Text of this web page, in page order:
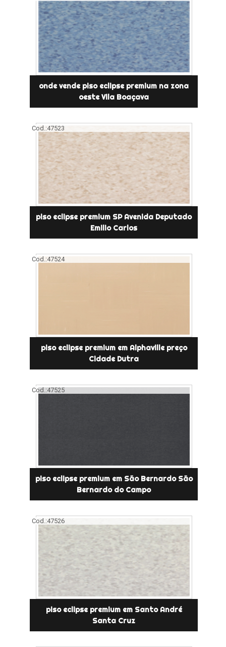
onde vende piso eclipse premium na zona
oeste Vila Boaçava
Cod.:47523
piso eclipse premium SP Avenida Deputado
Emilio Carlos
Cod.:47524
piso eclipse premium em Alphaville preço
Cidade Dutra
Cod.:47525
piso eclipse premium em São Bernardo São
Bernardo do Campo
Cod.:47526
piso eclipse premium em Santo André
Santa Cruz